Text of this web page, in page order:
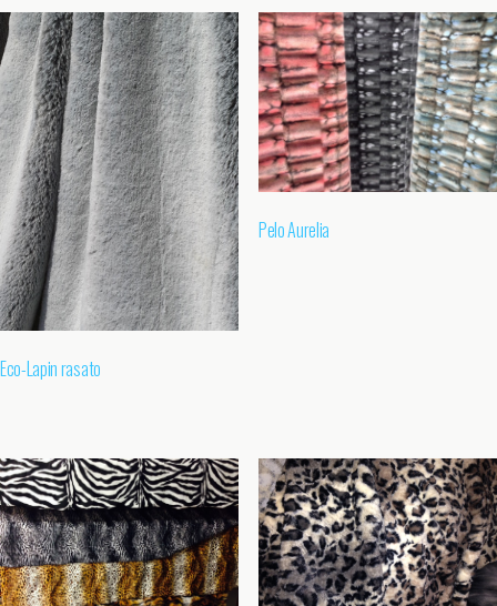
Eco-Lapin rasato
Pelo Aurelia